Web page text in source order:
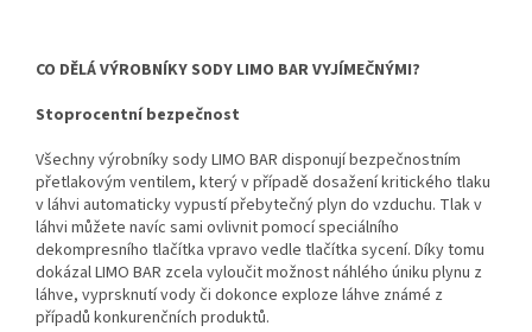
CO DĚLÁ VÝROBNÍKY SODY LIMO BAR VYJÍMEČNÝMI?
Stoprocentní bezpečnost
Všechny výrobníky sody LIMO BAR disponují bezpečnostním
přetlakovým ventilem, který v případě dosažení kritického tlaku
v láhvi automaticky vypustí přebytečný plyn do vzduchu. Tlak v
láhvi můžete navíc sami ovlivnit pomocí speciálního
dekompresního tlačítka vpravo vedle tlačítka sycení. Díky tomu
dokázal LIMO BAR zcela vyloučit možnost náhlého úniku plynu z
láhve, vyprsknutí vody či dokonce exploze láhve známé z
případů konkurenčních produktů.